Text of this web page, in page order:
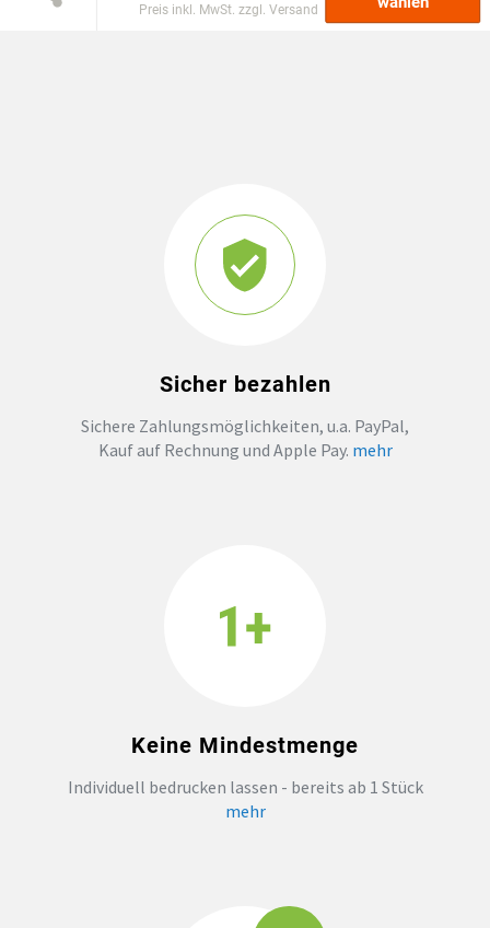
Preis inkl. MwSt. zzgl. Versand
Sicher bezahlen
Sichere Zahlungsmöglichkeiten, u.a. PayPal,
Kauf auf Rechnung und Apple Pay. mehr
Keine Mindestmenge
Individuell bedrucken lassen - bereits ab 1 Stück
mehr